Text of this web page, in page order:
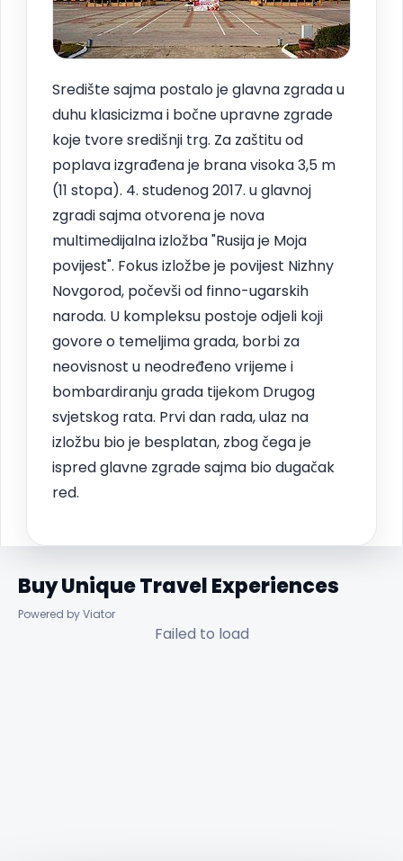
Središte sajma postalo je glavna zgrada u
duhu klasicizma i bočne upravne zgrade
koje tvore središnji trg. Za zaštitu od
poplava izgrađena je brana visoka 3,5 m
(11 stopa). 4. studenog 2017. u glavnoj
zgradi sajma otvorena je nova
multimedijalna izložba "Rusija je Moja
povijest". Fokus izložbe je povijest Nizhny
Novgorod, počevši od finno-ugarskih
naroda. U kompleksu postoje odjeli koji
govore o temeljima grada, borbi za
neovisnost u neodređeno vrijeme i
bombardiranju grada tijekom Drugog
svjetskog rata. Prvi dan rada, ulaz na
izložbu bio je besplatan, zbog čega je
ispred glavne zgrade sajma bio dugačak
red.
Buy Unique Travel Experiences
Powered by Viator
Failed to load